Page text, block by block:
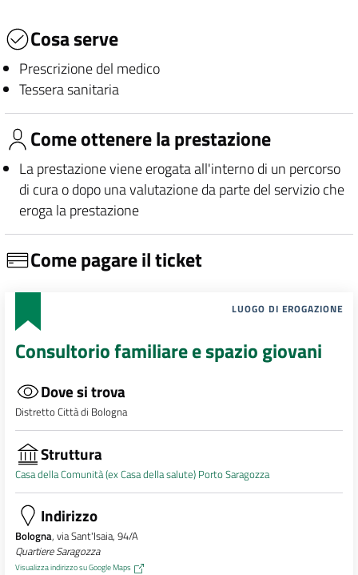
Cosa serve
Prescrizione del medico
Tessera sanitaria
Come ottenere la prestazione
La prestazione viene erogata all'interno di un percorso
di cura o dopo una valutazione da parte del servizio che
eroga la prestazione
Come pagare il ticket
LUOGO DI EROGAZIONE
Consultorio familiare e spazio giovani
Dove si trova
Distretto Città di Bologna
Struttura
Casa della Comunità (ex Casa della salute) Porto Saragozza
Indirizzo
Bologna, via Sant'Isaia, 94/A
Quartiere Saragozza
Visualizza indirizzo su Google Maps